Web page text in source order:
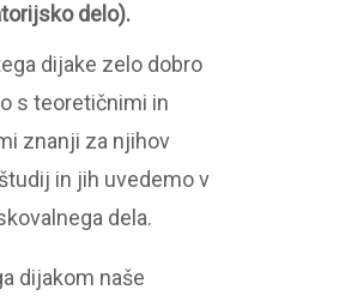
delo).
dijake zelo dobro
s teoretičnimi in
znanji za njihov
in jih uvedemo v
dela.
dijakom naše